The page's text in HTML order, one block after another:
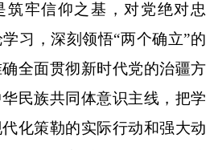
筑牢信仰之基，对党绝对忠
习，深刻领悟“两个确立”的
全面贯彻新时代党的治疆方
民族共同体意识主线，把学
化策勒的实际行动和强大动